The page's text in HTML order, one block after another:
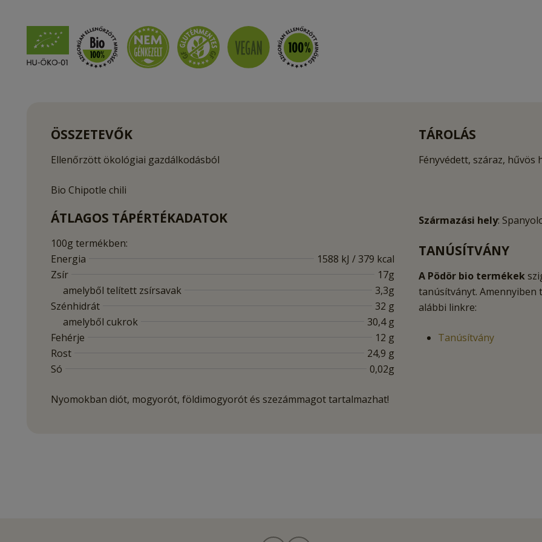
ÖSSZETEVŐK
Ellenőrzött ökológiai gazdálkodásból
Bio Chipotle chili
ÁTLAGOS TÁPÉRTÉKADATOK
100g termékben:
Energia
1588 kJ / 379 kcal
Zsír
17g
amelyből telített zsírsavak
3,3g
Szénhidrát
32 g
amelyből cukrok
30,4 g
Fehérje
12 g
Rost
24,9 g
Só
0,02g
Nyomokban diót, mogyorót, földimogyorót és szezámmagot tartalmazhat!
TÁROLÁS
Fényvédett, száraz, hűvös
Származási hely:
TANÚSÍTVÁNY
A Pödör bio termékek
tanúsítványt.
alábbi linkre:
Tanúsítvány